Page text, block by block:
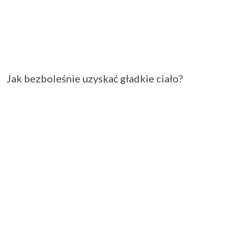
Jak bezboleśnie uzyskać gładkie ciało?